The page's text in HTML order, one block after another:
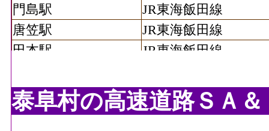
門島駅
JR東海飯田線
唐笠駅
JR東海飯田線
田本駅
JR東海飯田線
泰阜村の高速道路ＳＡ